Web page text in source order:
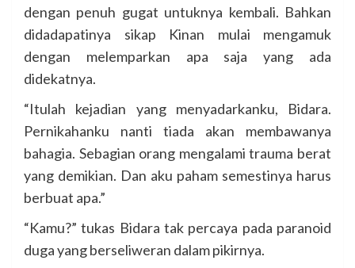
dengan penuh gugat untuknya kembali. Bahkan
didadapatinya sikap Kinan mulai mengamuk
dengan melemparkan apa saja yang ada
didekatnya.
“Itulah kejadian yang menyadarkanku, Bidara.
Pernikahanku nanti tiada akan membawanya
bahagia. Sebagian orang mengalami trauma berat
yang demikian. Dan aku paham semestinya harus
berbuat apa.”
“Kamu?” tukas Bidara tak percaya pada paranoid
duga yang berseliweran dalam pikirnya.